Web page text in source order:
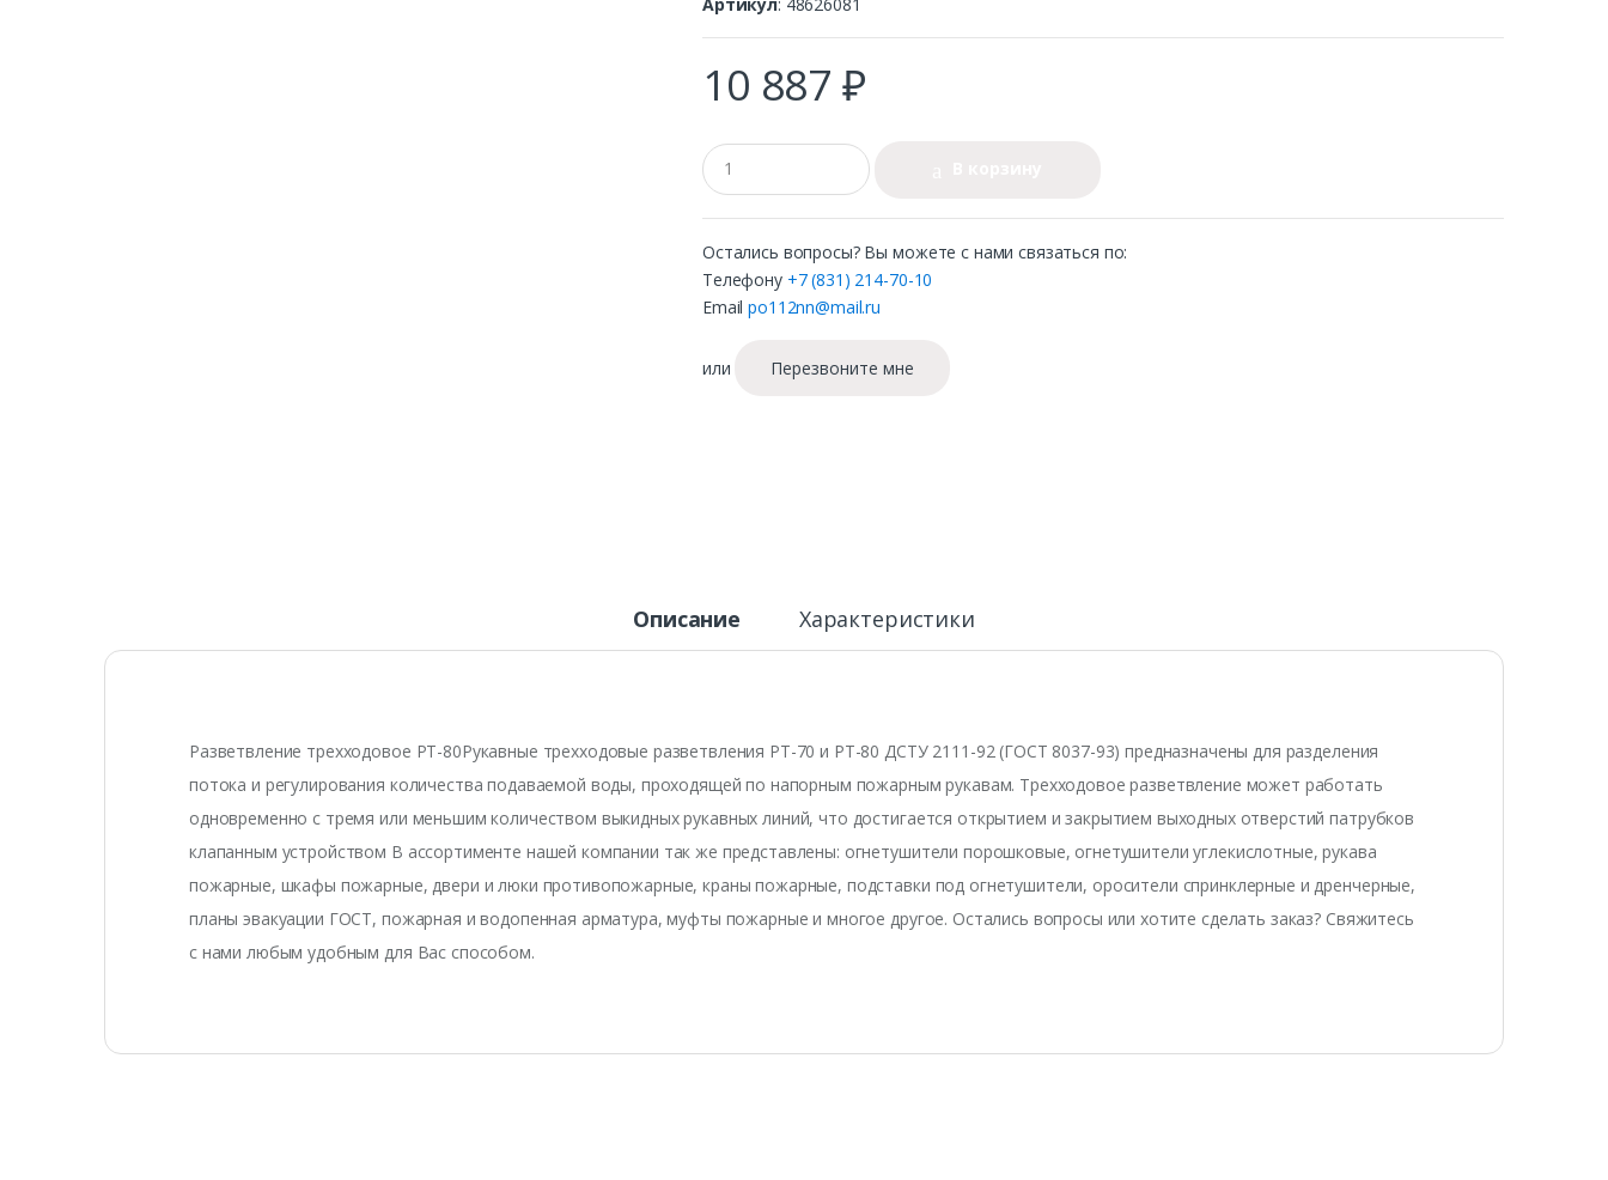
10 887 ₽
Остались вопросы? Вы можете с нами связаться по:
Телефону +7 (831) 214-70-10
Emailpo112nn@mail.ru
или Перезвоните мне
Описание Характеристики
Разветвление трехходовое РТ-80Рукавные трехходовые разветвления РТ-70 и РТ-80 ДСТУ 2111-92 (ГОСТ 8037-93) предназначены для разделения
потока и регулирования количества подаваемой воды, проходящей по напорным пожарным рукавам. Трехходовое разветвление может работать
одновременно с тремя или меньшим количеством выкидных рукавных линий, что достигается открытием и закрытием выходных отверстий патрубков
клапанным устройством В ассортименте нашей компании так же представлены: огнетушители порошковые, огнетушители углекислотные, рукава
пожарные, шкафы пожарные, двери и люки противопожарные, краны пожарные, подставки под огнетушители, оросители спринклерные и дренчерные,
планы эвакуации ГОСТ, пожарная и водопенная арматура, муфты пожарные и многое другое. Остались вопросы или хотите сделать заказ? Свяжитесь
с нами любым удобным для Вас способом.